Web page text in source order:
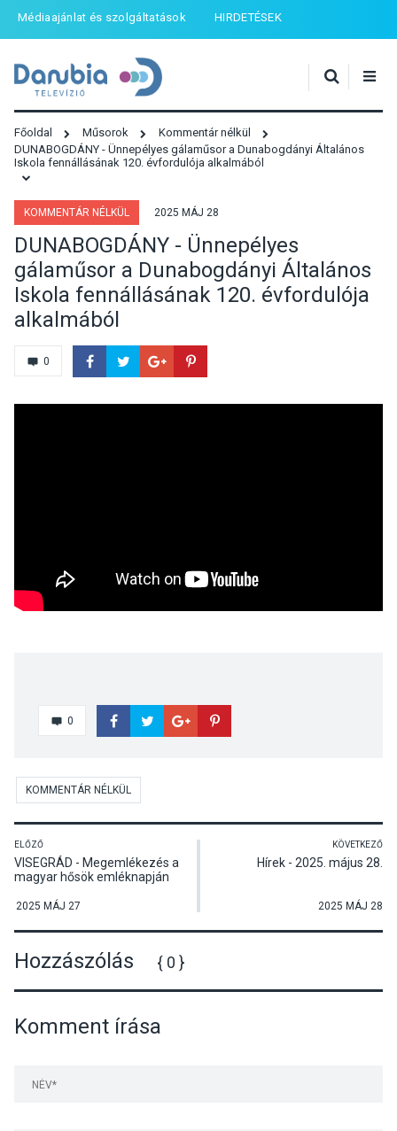
Médiaajánlat és szolgáltatások HIRDETÉSEK
Főoldal Műsorok
Kommentár nélkül
DUNABOGDÁNY - Ünnepélyes gálaműsor a Dunabogdányi Általános
Iskola fennállásának 120. évfordulója alkalmából
KOMMENTÁR NÉLKÜL 2025 MÁJ 28
DUNABOGDÁNY - Ünnepélyes
gálaműsor a Dunabogdányi Általános
Iskola fennállásának 120. évfordulója
alkalmából
0
0
KOMMENTÁR NÉLKÜL
ELŐZŐ
VISEGRÁD - Megemlékezés a
magyar hősök emléknapján
2025 MÁJ 27
KÖVETKEZŐ
Hírek - 2025. május 28.
2025 MÁJ 28
Hozzászólás { 0 }
Komment írása